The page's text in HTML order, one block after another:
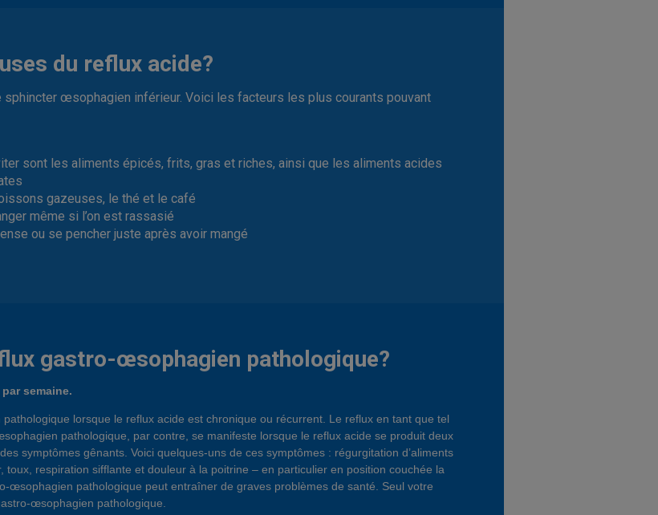
du reflux acide?
œsophagien inférieur. Voici les facteurs les plus courants pouvant
sont les aliments épicés, frits, gras et riches, ainsi que les aliments acides
gazeuses, le thé et le café
même si l’on est rassasié
ou se pencher juste après avoir mangé
gastro-œsophagien pathologique?
semaine.
lorsque le reflux acide est chronique ou récurrent. Le reflux en tant que tel
pathologique, par contre, se manifeste lorsque le reflux acide se produit deux
symptômes gênants. Voici quelques-uns de ces symptômes : régurgitation d’aliments
toux, respiration sifflante et douleur à la poitrine – en particulier en position couchée la
œsophagien pathologique peut entraîner de graves problèmes de santé. Seul votre
œsophagien pathologique.